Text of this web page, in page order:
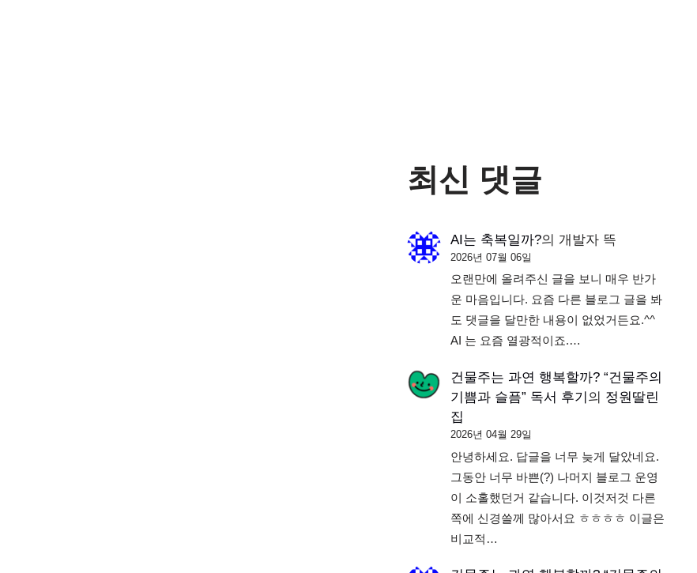
최신 댓글
AI는 축복일까?의 개발자 뜩
2026년 07월 06일
오랜만에 올려주신 글을 보니 매우 반가
운 마음입니다. 요즘 다른 블로그 글을 봐
도 댓글을 달만한 내용이 없었거든요.^^
AI 는 요즘 열광적이죠.…
건물주는 과연 행복할까? “건물주의
기쁨과 슬픔” 독서 후기 의 정원딸린
집
2026년 04월 29일
안녕하세요. 답글을 너무 늦게 달았네요.
그동안 너무 바쁜(?) 나머지 블로그 운영
이 소홀했던거 같습니다. 이것저것 다른
쪽에 신경쓸께 많아서요 ㅎㅎㅎㅎ 이글은
비교적…